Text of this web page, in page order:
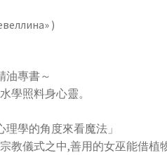
)
油專書～
學照料身心靈。
學的角度來看魔法」
教儀式之中,善用的女巫能借植